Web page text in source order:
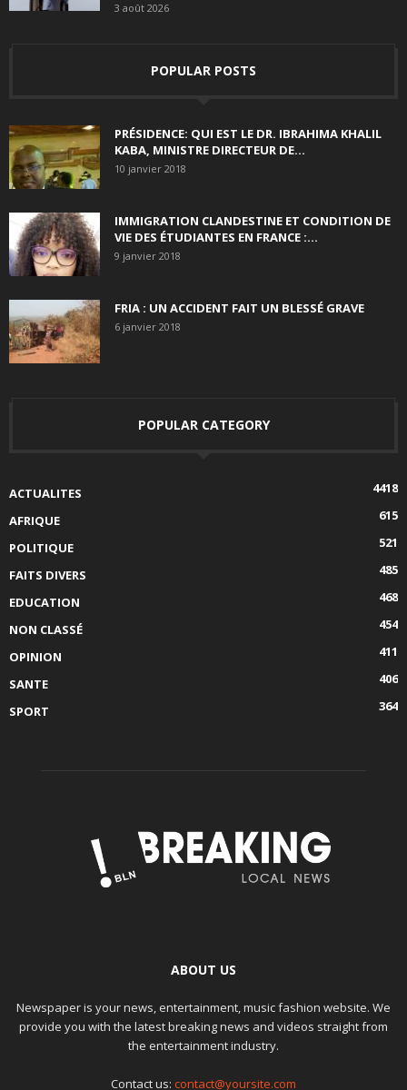
3 août 2026
POPULAR POSTS
PRÉSIDENCE: QUI EST LE DR. IBRAHIMA KHALIL
KABA, MINISTRE DIRECTEUR DE...
10 janvier 2018
IMMIGRATION CLANDESTINE ET CONDITION DE
VIE DES ÉTUDIANTES EN FRANCE :...
9 janvier 2018
FRIA : UN ACCIDENT FAIT UN BLESSÉ GRAVE
6 janvier 2018
POPULAR CATEGORY
ACTUALITES
4418
AFRIQUE
615
POLITIQUE
521
FAITS DIVERS
485
EDUCATION
468
NON CLASSÉ
454
OPINION
411
SANTE
406
SPORT
364
ABOUT US
Newspaper is your news, entertainment, music fashion website. We
provide you with the latest breaking news and videos straight from
the entertainment industry.
Contact us: contact@yoursite.com